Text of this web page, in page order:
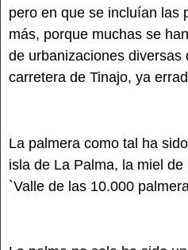
pero en que se incluían las
más, porque muchas se
de urbanizaciones
carretera de Tinajo, ya
La palmera como tal ha
isla de La Palma, la miel
`Valle de las 10.000